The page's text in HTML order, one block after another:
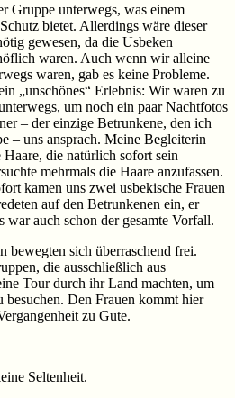
Gruppe unterwegs, was einem
bietet. Allerdings wäre dieser
gewesen, da die Usbeken
waren. Auch wenn wir alleine
waren, gab es keine Probleme.
„unschönes“ Erlebnis: Wir waren zu
um noch ein paar Nachtfotos
– der einzige Betrunkene, den ich
– uns ansprach. Meine Begleiterin
die natürlich sofort sein
mehrmals die Haare anzufassen.
kamen uns zwei usbekische Frauen
auf den Betrunkenen ein, er
war auch schon der gesamte Vorfall.
bewegten sich überraschend frei.
die ausschließlich aus
Tour durch ihr Land machten, um
besuchen. Den Frauen kommt hier
zu Gute.
Seltenheit.